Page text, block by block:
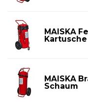
MAISKA
MAISKA
Schaum